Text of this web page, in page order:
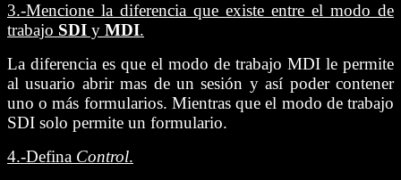
3.-Mencione la diferencia que existe entre el modo de
trabajo SDI y MDI.
La diferencia es que el modo de trabajo MDI le permite
al usuario abrir mas de un sesión y así poder contener
uno o más formularios. Mientras que el modo de trabajo
SDI solo permite un formulario.
4.-Defina Control.